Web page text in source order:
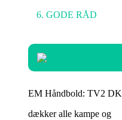
GODE RÅD
EM Håndbold: TV2 DK
dækker alle kampe og